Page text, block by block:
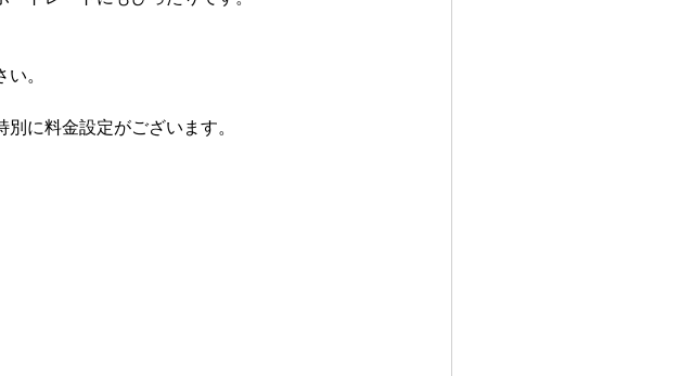
。
に料金設定がございます。